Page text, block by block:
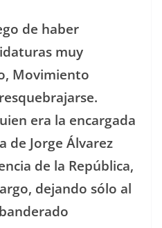
de haber
muy
Movimiento
era la encargada
de Jorge Álvarez
de la República,
dejando sólo al